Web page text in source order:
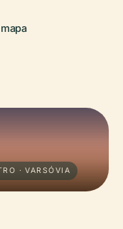
· VARSÓVIA